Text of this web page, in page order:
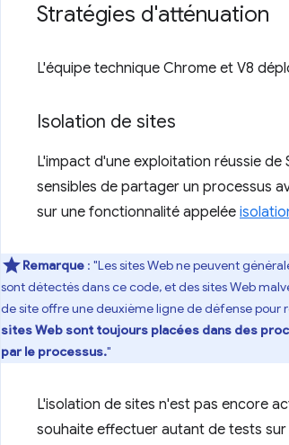
Stratégies d'atténuation
L'équipe technique Chrome et V8
Isolation de sites
L'impact d'une exploitation réussie
sensibles de partager un processus
sur une fonctionnalité appelée
Remarque : "Les sites Web ne peuvent
sont détectés dans ce code, et des sites Web
de site offre une deuxième ligne de défense pour
sites Web sont toujours placées dans des
par le processus."
L'isolation de sites n'est pas encore
souhaite effectuer autant de tests